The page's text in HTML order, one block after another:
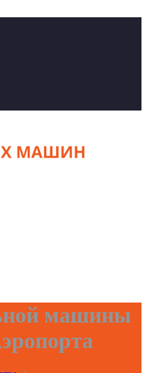
машины